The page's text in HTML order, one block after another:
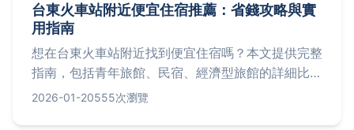
台東火車站附近便宜住宿推薦：省錢攻略與實
用指南
想在台東火車站附近找到便宜住宿嗎？本文提供完整
指南，包括青年旅館、民宿、經濟型旅館的詳細比
較、預算規劃技巧、常見問題解答，以及個人真實經
2026-01-20555次瀏覽